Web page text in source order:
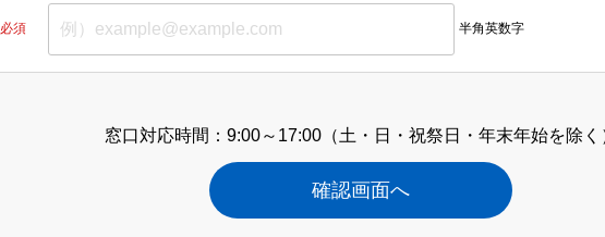
必須 半角英数字
窓口対応時間：9:00～17:00（土・日・祝祭日・年末年始を除く